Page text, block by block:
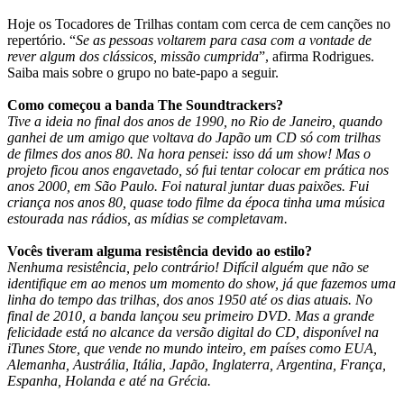
Hoje os Tocadores de Trilhas contam com cerca de cem canções no
repertório. “Se as pessoas voltarem para casa com a vontade de
rever algum dos clássicos, missão cumprida”, afirma Rodrigues.
Saiba mais sobre o grupo no bate-papo a seguir.
Como começou a banda The Soundtrackers?
Tive a ideia no final dos anos de 1990, no Rio de Janeiro, quando
ganhei de um amigo que voltava do Japão um CD só com trilhas
de filmes dos anos 80. Na hora pensei: isso dá um show! Mas o
projeto ficou anos engavetado, só fui tentar colocar em prática nos
anos 2000, em São Paulo. Foi natural juntar duas paixões. Fui
criança nos anos 80, quase todo filme da época tinha uma música
estourada nas rádios, as mídias se completavam.
Vocês tiveram alguma resistência devido ao estilo?
Nenhuma resistência, pelo contrário! Difícil alguém que não se
identifique em ao menos um momento do show, já que fazemos uma
linha do tempo das trilhas, dos anos 1950 até os dias atuais. No
final de 2010, a banda lançou seu primeiro DVD. Mas a grande
felicidade está no alcance da versão digital do CD, disponível na
iTunes Store, que vende no mundo inteiro, em países como EUA,
Alemanha, Austrália, Itália, Japão, Inglaterra, Argentina, França,
Espanha, Holanda e até na Grécia.